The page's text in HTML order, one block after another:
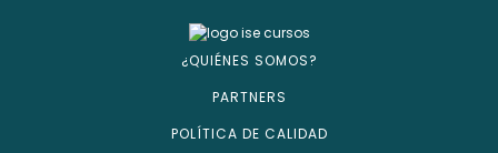
¿QUIÉNES SOMOS?
PARTNERS
POLÍTICA DE CALIDAD